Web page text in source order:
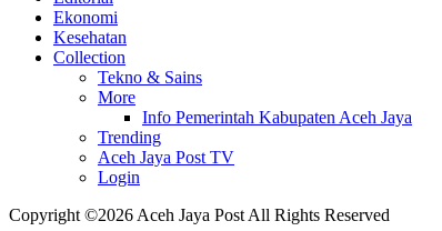
Ekonomi
Kesehatan
Collection
Tekno & Sains
More
Info Pemerintah Kabupaten Aceh Jaya
Trending
Aceh Jaya Post TV
Login
Copyright ©2026 Aceh Jaya Post All Rights Reserved